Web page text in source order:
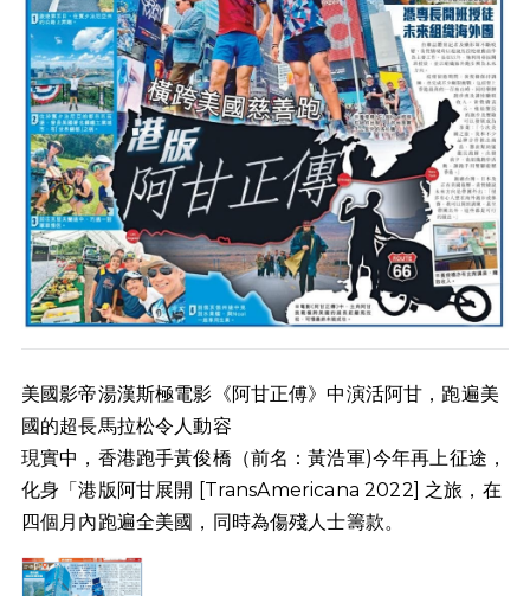
美國影帝湯漢斯極電影《阿甘正傅》中演活阿甘，跑遍美
國的超長馬拉松令人動容
現實中，香港跑手黃俊橋（前名：黃浩軍)今年再上征途，
化身「港版阿甘展開
[TransAmericana 2022] 之旅，在
四個月內跑遍全美國，同時為傷殘人士籌款。